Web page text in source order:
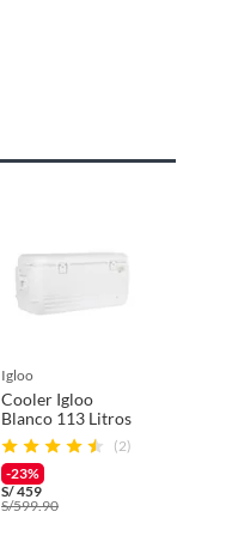
igloo
Cooler Igloo
Blanco 113 Litros
(2)
-23%
S/459
S/599.90